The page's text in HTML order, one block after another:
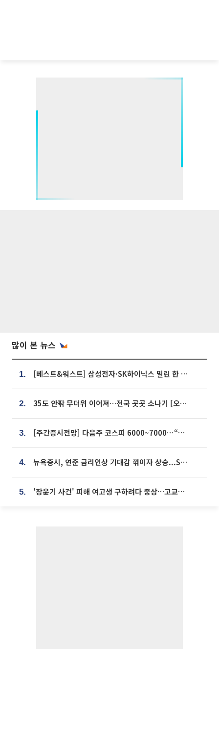
많이 본 뉴스
1. [베스트&워스트] 삼성전자·SK하이닉스 밀린 한 주…상상인증권은 85% 급등
2. 35도 안팎 무더위 이어져…전국 곳곳 소나기 [오늘 날씨]
3. [주간증시전망] 다음주 코스피 6000~7000⋯“外人 수급은 정책이 변수”
4. 뉴욕증시, 연준 금리인상 기대감 꺾이자 상승...S&P500 사상 최고치 [종합]
5. '장윤기 사건' 피해 여고생 구하려다 중상…고교생 의상자 지정